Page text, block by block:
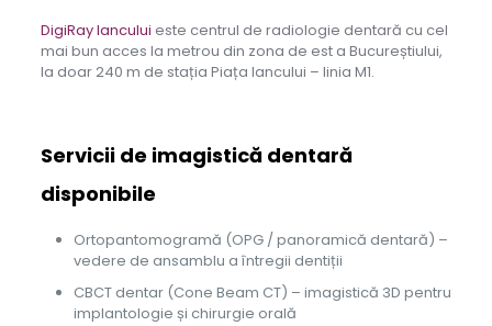
DigiRay Iancului este centrul de radiologie dentară cu cel
mai bun acces la metrou din zona de est a Bucureștiului,
la doar 240 m de stația Piața Iancului – linia M1.
Servicii de imagistică dentară
disponibile
Ortopantomogramă (OPG / panoramică dentară) –
vedere de ansamblu a întregii dentiții
CBCT dentar (Cone Beam CT) – imagistică 3D pentru
implantologie și chirurgie orală